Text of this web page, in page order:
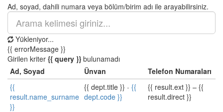
Ad, soyad, dahili numara veya bölüm/birim adı ile arayabilirsiniz.
Yükleniyor...
{{ errorMessage }}
Girilen kriter {{ query }} bulunamadı
Ad, Soyad
Ünvan
Telefon Numaraları
{{
result.name_surname
}}
{{ dept.title }} - {{
dept.code }}
{{ result.ext }} – {{
result.direct }}